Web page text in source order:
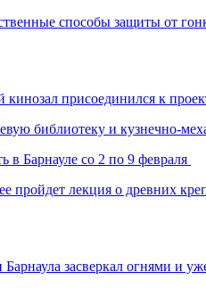
способы защиты от
кинозал присоединился к
библиотеку и кузнечно-
в Барнауле со 2 по 9 февраля
пройдет лекция о древних
засверкал огнями и